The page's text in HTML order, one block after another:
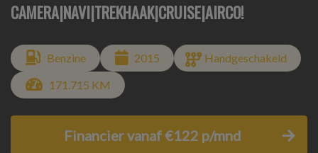
CAMERA|NAVI|TREKHAAK|CRUISE|AIRCO!
Benzine 2015
Handgeschakeld
171.715 KM
Financier vanaf €122 p/mnd